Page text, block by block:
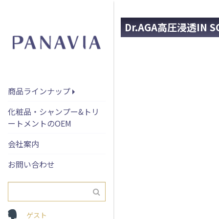
商品ラインナップ
化粧品・シャンプー&トリ
ートメントのOEM
会社案内
お問い合わせ
ゲスト
Dr.AGA高圧浸透IN